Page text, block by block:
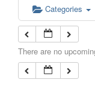
Categories
There are no